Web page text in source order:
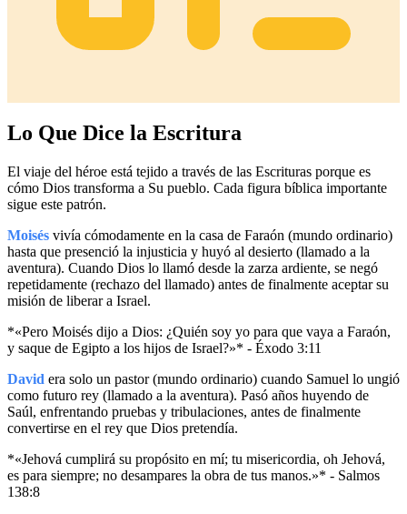
Lo Que Dice la Escritura
El viaje del héroe está tejido a través de las Escrituras porque es
cómo Dios transforma a Su pueblo. Cada figura bíblica importante
sigue este patrón.
Moisés vivía cómodamente en la casa de Faraón (mundo ordinario)
hasta que presenció la injusticia y huyó al desierto (llamado a la
aventura). Cuando Dios lo llamó desde la zarza ardiente, se negó
repetidamente (rechazo del llamado) antes de finalmente aceptar su
misión de liberar a Israel.
*«Pero Moisés dijo a Dios: ¿Quién soy yo para que vaya a Faraón,
y saque de Egipto a los hijos de Israel?»* - Éxodo 3:11
David era solo un pastor (mundo ordinario) cuando Samuel lo ungió
como futuro rey (llamado a la aventura). Pasó años huyendo de
Saúl, enfrentando pruebas y tribulaciones, antes de finalmente
convertirse en el rey que Dios pretendía.
*«Jehová cumplirá su propósito en mí; tu misericordia, oh Jehová,
es para siempre; no desampares la obra de tus manos.»* - Salmos
138:8